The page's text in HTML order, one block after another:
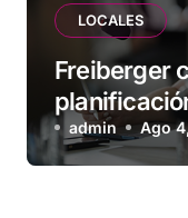
LOCALES
Freiberger
Municipio:
vecinos
admin Ago